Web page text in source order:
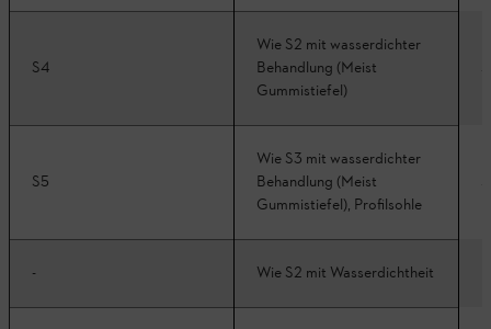
S4
Wie S2 mit wasserdichter
Behandlung (Meist
Gummistiefel)
S5
Wie S3 mit wasserdichter
Behandlung (Meist
Gummistiefel), Profilsohle
- Wie S2 mit Wasserdichtheit